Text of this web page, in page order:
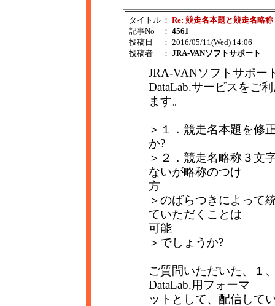
タイトル ： Re: 競走名本題と競走名略称
記事No
： 4561
投稿日
： 2016/05/11(Wed) 14:06
投稿者
： JRA-VANソフトサポート
JRA-VANソフトサポー
DataLab.サービスをご
ます。
＞１．競走名本題を修
か?
＞２．競走名略称３文
ないが略称のつけ
方
＞のばらつきによって
ていただくことは
可能
＞でしょうか?
ご質問いただいた、１
DataLab.用フォーマ
ットとして、配信して